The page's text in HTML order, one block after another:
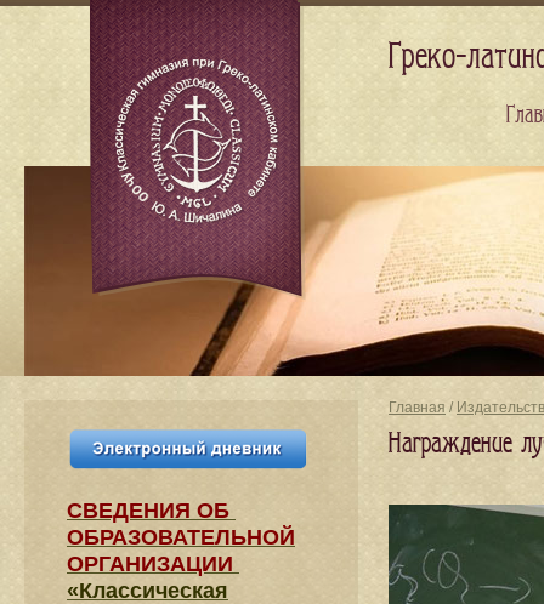
Главная /
Награждение
СВЕДЕНИЯ​ ОБ
ОБРАЗОВАТЕЛЬНОЙ
ОРГАНИЗАЦИИ
«Классическая
Греко-